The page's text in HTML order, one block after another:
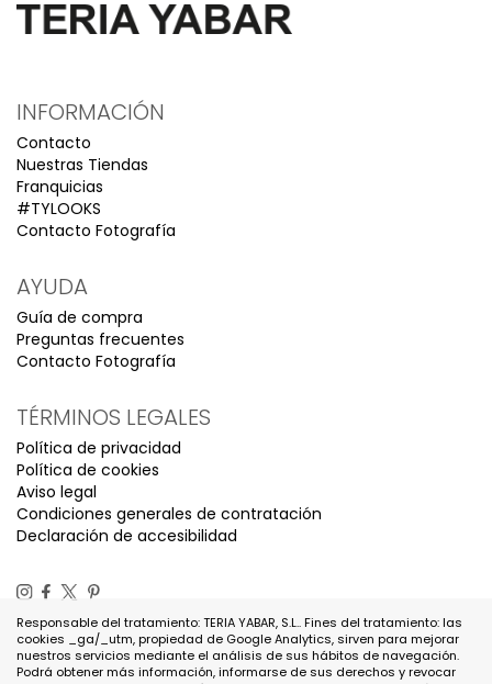
INFORMACIÓN
Contacto
Nuestras Tiendas
Franquicias
#TYLOOKS
Contacto Fotografía
AYUDA
Guía de compra
Preguntas frecuentes
Contacto Fotografía
TÉRMINOS LEGALES
Política de privacidad
Política de cookies
Aviso legal
Condiciones generales de contratación
Declaración de accesibilidad
Responsable del tratamiento: TERIA YABAR, S.L.. Fines del tratamiento: las
cookies _ga/_utm, propiedad de Google Analytics, sirven para mejorar
nuestros servicios mediante el análisis de sus hábitos de navegación.
Podrá obtener más información, informarse de sus derechos y revocar